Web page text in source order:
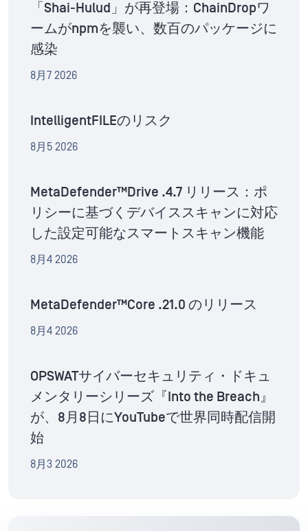
「Shai-Hulud」が再登場：ChainDropワ
ームがnpmを襲い、数百のパッケージに
感染
8月7 2026
IntelligentFILEのリスク
8月5 2026
MetaDefender™Drive .4.7 リリース：ポ
リシーに基づくデバイススキャンに対応
した設定可能なスマートスキャン機能
8月4 2026
MetaDefender™Core .21.0 のリリース
8月4 2026
OPSWATサイバーセキュリティ・ドキュ
メンタリーシリーズ『Into the Breach』
が、8月8日にYouTubeで世界同時配信開
始
8月3 2026